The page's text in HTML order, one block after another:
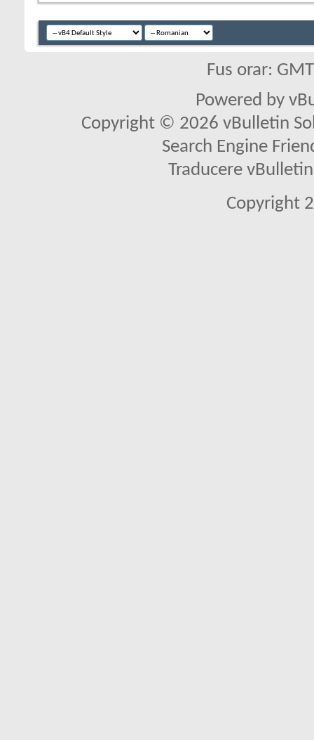
Fus orar:
Powered by
Copyright © 2026 vBulletin
Search Engine
Traducere
Copyright